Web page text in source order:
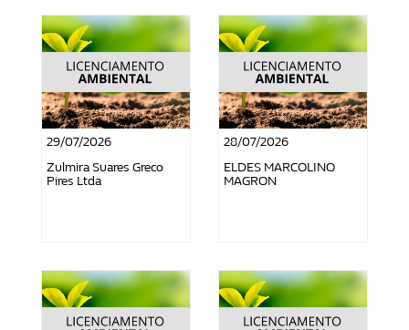
29/07/2026
Zulmira Suares Greco
Pires Ltda
28/07/2026
ELDES MARCOLINO
MAGRON